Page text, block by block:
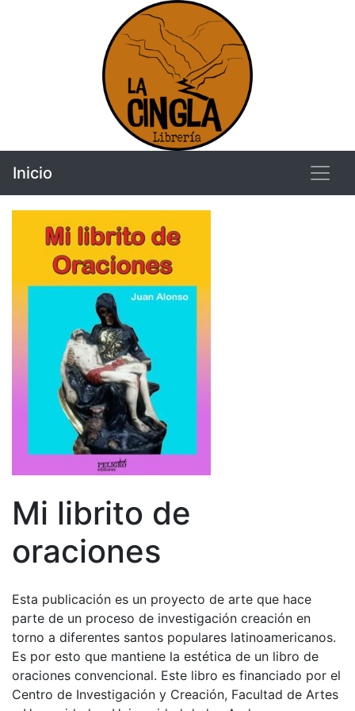
Inicio
Mi librito de
oraciones
Esta publicación es un proyecto de arte que hace
parte de un proceso de investigación creación en
torno a diferentes santos populares latinoamericanos.
Es por esto que mantiene la estética de un libro de
oraciones convencional. Este libro es financiado por el
Centro de Investigación y Creación, Facultad de Artes